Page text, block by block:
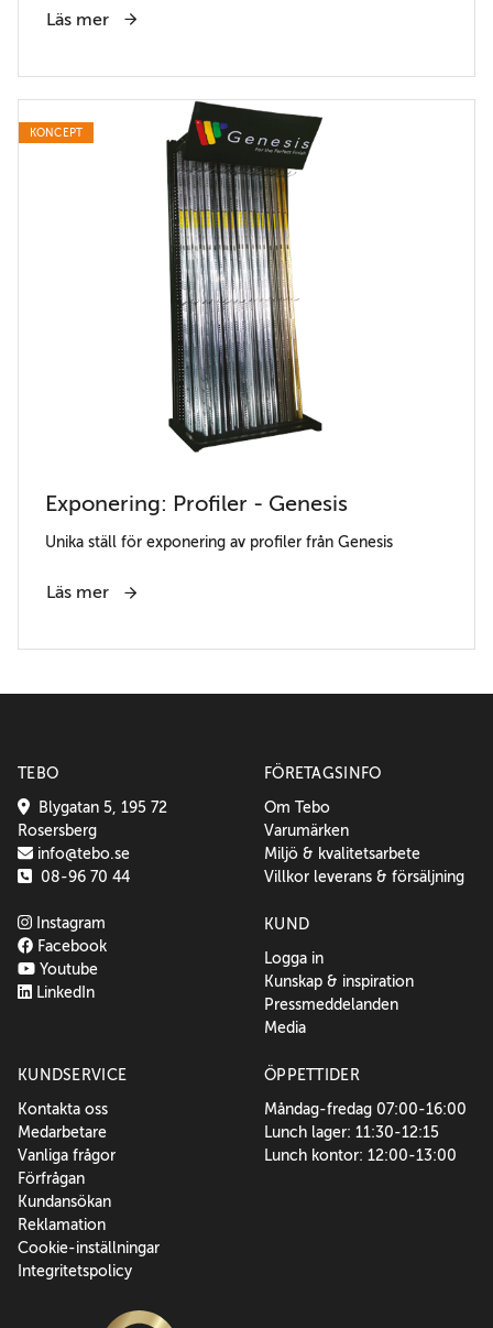
Läs mer
KONCEPT
Exponering: Profiler - Genesis
Unika ställ för exponering av profiler från Genesis
Läs mer
TEBO
Blygatan 5, 195 72
Rosersberg
info@tebo.se
08-96 70 44
Instagram
Facebook
Youtube
LinkedIn
FÖRETAGSINFO
Om Tebo
Varumärken
Miljö & kvalitetsarbete
Villkor leverans & försäljning
KUND
Logga in
Kunskap & inspiration
Pressmeddelanden
Media
KUNDSERVICE
Kontakta oss
Medarbetare
Vanliga frågor
Förfrågan
Kundansökan
Reklamation
Cookie-inställningar
Integritetspolicy
ÖPPETTIDER
Måndag-fredag 07:00-16:00
Lunch lager: 11:30-12:15
Lunch kontor: 12:00-13:00